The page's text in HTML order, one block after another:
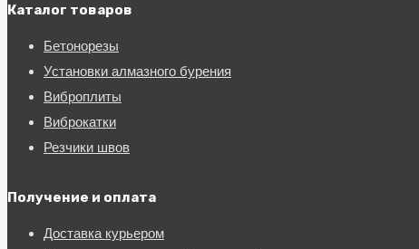
Каталог товаров
Бетонорезы
Установки алмазного бурения
Виброплиты
Виброкатки
Резчики швов
Получение и оплата
Доставка курьером